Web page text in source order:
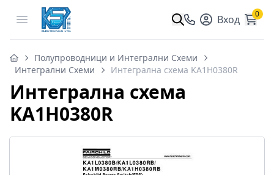
Open menu Вход 0
Полупроводници и Интегрални Схеми
Интегрални Схеми
Интегрална схема KA1H0380R
Интегрална схема
KA1H0380R